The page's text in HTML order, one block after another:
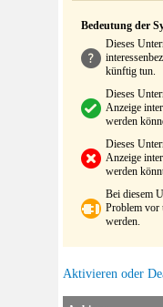
Bedeutung der
Dieses
künftig tun.
Dieses
Anzeige
werden
Dieses
Anzeige
werden
Bei diesem
Problem vor
werden.